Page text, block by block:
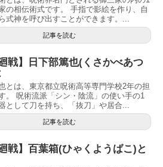
の相伝術式です。 手指で影絵を作り、自
式神を呼び出すことができます。...
記事を読む
戦】日下部篤也(くさかべあつ
とは、東京都立呪術高等専門学校2年の担
。 呪術流派「シン・陰流」の使い手の1
として刀を持ち、「抜刀」や居合...
記事を読む
戦】百葉箱(ひゃくようばこ)と